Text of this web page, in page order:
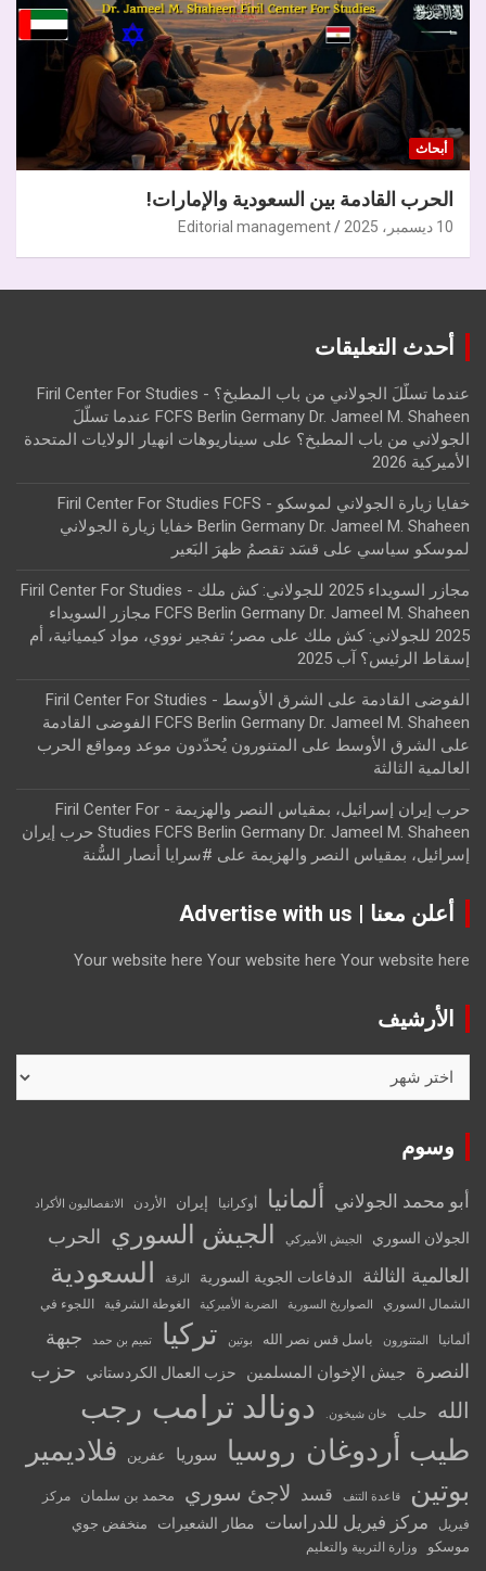
أبحاث
الحرب القادمة بين السعودية والإمارات!
10 ديسمبر، 2025 Editorial management
أحدث التعليقات
عندما تسلّلَ الجولاني من باب المطبخ؟ - Firil Center For Studies
FCFS Berlin Germany Dr. Jameel M. Shaheen عندما تسلّلَ
الجولاني من باب المطبخ؟ على سيناريوهات انهيار الولايات المتحدة
الأميركية 2026
خفايا زيارة الجولاني لموسكو - Firil Center For Studies FCFS
Berlin Germany Dr. Jameel M. Shaheen خفايا زيارة الجولاني
لموسكو سياسي على قسَد تقصمُ ظهرَ البَعير
مجازر السويداء 2025 للجولاني: كش ملك - Firil Center For Studies
FCFS Berlin Germany Dr. Jameel M. Shaheen مجازر السويداء
2025 للجولاني: كش ملك
على مصر؛ تفجير نووي، مواد كيميائية، أم
إسقاط الرئيس؟ آب 2025
الفوضى القادمة على الشرق الأوسط - Firil Center For Studies
FCFS Berlin Germany Dr. Jameel M. Shaheen الفوضى القادمة
على الشرق الأوسط على المتنورون يُحدّدون موعد ومواقع الحرب
العالمية الثالثة
حرب إيران إسرائيل، بمقياس النصر والهزيمة - Firil Center For
Studies FCFS Berlin Germany Dr. Jameel M. Shaheen حرب إيران
إسرائيل، بمقياس النصر والهزيمة على #سرايا أنصار السُّنة
أعلن معنا | Advertise with us
Your website here Your website here Your website here
الأرشيف
وسوم
أبو محمد الجولاني ألمانيا أوكرانيا إيران الأردن الانفصاليون الأكراد
الجولان السوري الجيش الأميركي الجيش السوري الحرب
العالمية الثالثة
الدفاعات الجوية السورية الرقة السعودية
الشمال السوري الصواريخ السورية الضربة الأميركية الغوطة الشرقية اللجوء في
ألمانيا المتنورون باسل قس نصر الله بوتين تركيا تميم بن حمد
جبهة
النصرة
جيش الإخوان المسلمين حزب العمال الكردستاني
حزب
الله
حلب خان شيخون. دونالد ترامب رجب
طيب أردوغان روسيا سوريا عفرين
فلاديمير
بوتين
قاعدة التنف قسد لاجئ سوري محمد بن سلمان
مركز
فيريل
مركز فيريل للدراسات مطار الشعيرات
منخفض جوي
موسكو
وزارة التربية والتعليم